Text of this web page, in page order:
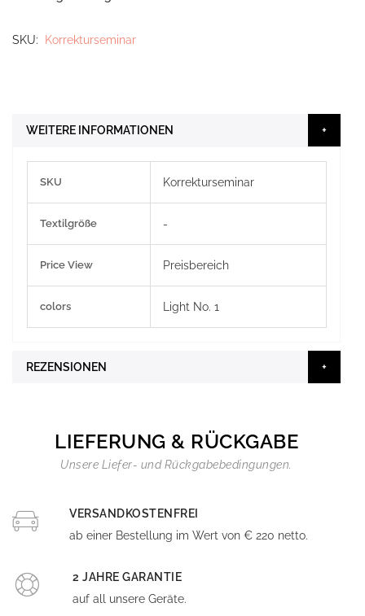
SKU Korrekturseminar
WEITERE INFORMATIONEN
Informationen
SKU Korrekturseminar
Textilgröße -
Price View Preisbereich
colors Light No. 1
REZENSIONEN
LIEFERUNG & RÜCKGABE
Unsere Liefer- und Rückgabebedingungen.
VERSANDKOSTENFREI
ab einer Bestellung im Wert von € 220 netto.
2 JAHRE GARANTIE
auf all unsere Geräte.